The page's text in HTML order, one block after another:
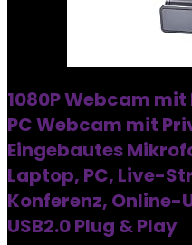
1080P Webcam mit
PC Webcam mit
Eingebautes
Laptop, PC, Live-
Konferenz, Online-
USB2.0 Plug & Play